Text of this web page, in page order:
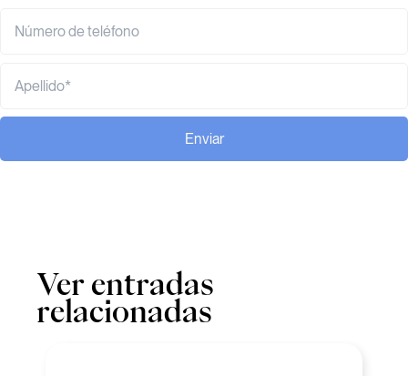
Enviar
Ver entradas
relacionadas